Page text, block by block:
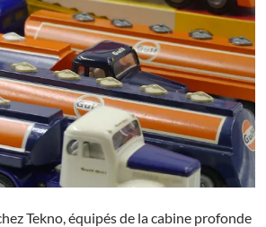
Tekno, équipés de la cabine profonde